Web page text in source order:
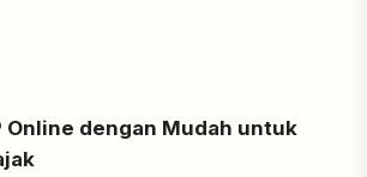
Online dengan Mudah untuk